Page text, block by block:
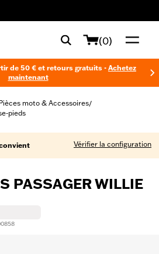
(0)
de 50 € et retours gratuits - Achetez
maintenant
moto & Accessoires/
pieds
Vérifier la configuration
PASSAGER WILLIE